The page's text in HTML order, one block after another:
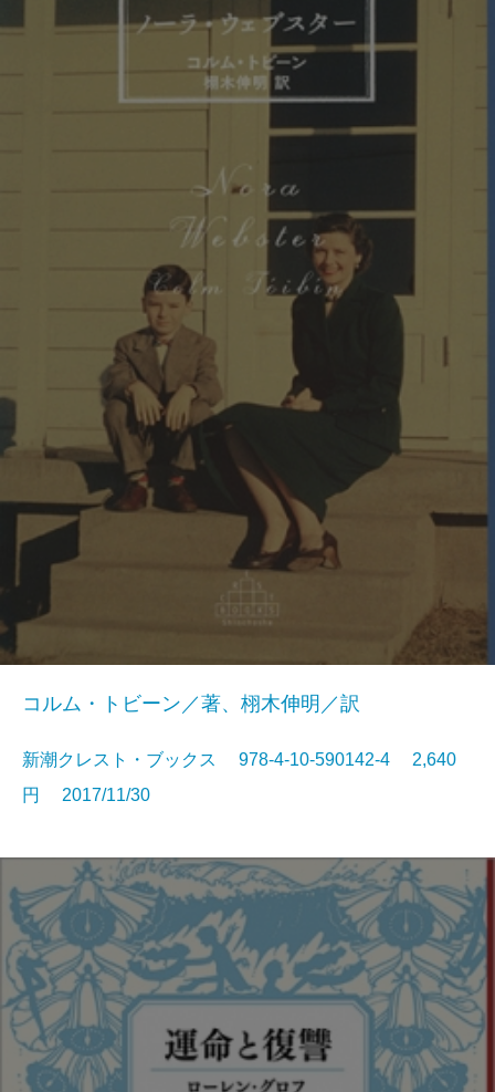
コルム・トビーン／著、栩木伸明／訳
新潮クレスト・ブックス 978-4-10-590142-4 2,640
円 2017/11/30